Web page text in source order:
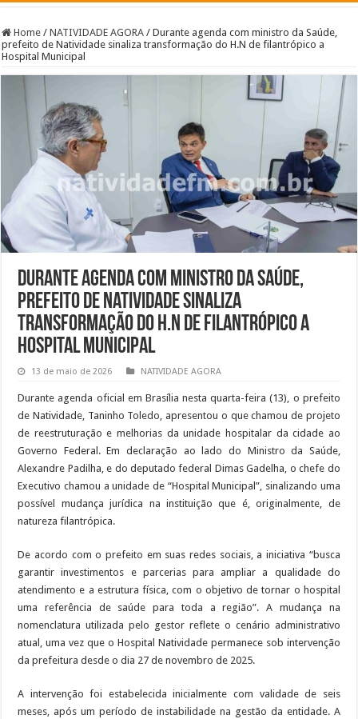
Home / NATIVIDADE AGORA / Durante agenda com ministro da Saúde,
prefeito de Natividade sinaliza transformação do H.N de filantrópico a
Hospital Municipal
Durante agenda com ministro da Saúde,
prefeito de Natividade sinaliza
transformação do H.N de filantrópico a
Hospital Municipal
13 de maio de 2026 NATIVIDADE AGORA
Durante agenda oficial em Brasília nesta quarta-feira (13), o prefeito
de Natividade, Taninho Toledo, apresentou o que chamou de projeto
de reestruturação e melhorias da unidade hospitalar da cidade ao
Governo Federal. Em declaração ao lado do Ministro da Saúde,
Alexandre Padilha, e do deputado federal Dimas Gadelha, o chefe do
Executivo chamou a unidade de “Hospital Municipal”, sinalizando uma
possível mudança jurídica na instituição que é, originalmente, de
natureza filantrópica.
De acordo com o prefeito em suas redes sociais, a iniciativa “busca
garantir investimentos e parcerias para ampliar a qualidade do
atendimento e a estrutura física, com o objetivo de tornar o hospital
uma referência de saúde para toda a região”. A mudança na
nomenclatura utilizada pelo gestor reflete o cenário administrativo
atual, uma vez que o Hospital Natividade permanece sob intervenção
da prefeitura desde o dia 27 de novembro de 2025.
A intervenção foi estabelecida inicialmente com validade de seis
meses, após um período de instabilidade na gestão da entidade. A